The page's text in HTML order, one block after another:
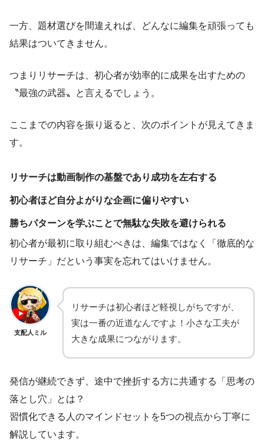
一方、題材選びを間違えれば、どんなに編集を頑張っても
結果はついてきません。
つまりリサーチは、初心者が効率的に成果を出すための
〝最強の武器〟と言えるでしょう。
ここまでの内容を振り返ると、次のポイントが見えてきま
す。
リサーチは動画制作の基盤であり成功を左右する
初心者ほど自分よがりな企画に偏りやすい
勝ちパターンを学ぶことで無駄な失敗を避けられる
初心者が最初に取り組むべきは、編集ではなく「徹底的な
リサーチ」だという事実を忘れてはいけません。
支配人ミル
リサーチは初心者ほど軽視しがちですが、
実は一番の近道なんですよ！小さな工夫が
大きな成果につながります。
発信が継続できず、途中で挫折する方に共通する「思考の
落とし穴」とは？
習慣化できる人のマインドセットを5つの視点から丁寧に
解説しています。